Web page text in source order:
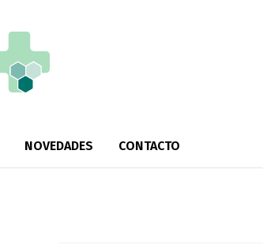
NOVEDADES CONTACTO